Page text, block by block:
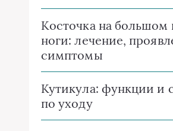
Косточка на большом
ноги: лечение,
симптомы
Кутикула: функции и
по уходу